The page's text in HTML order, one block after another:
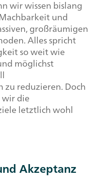
wir wissen bislang
und
großräumigen
Alles spricht
so weit wie
möglichst
zu reduzieren. Doch
wir die
letztlich wohl
Akzeptanz